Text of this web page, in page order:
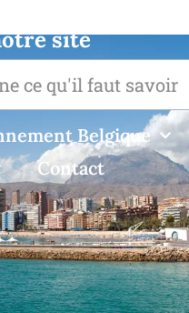
site
Belgique
Contact